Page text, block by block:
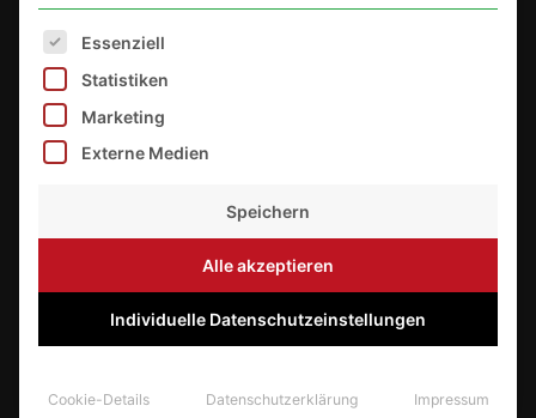
Service
Zahlungsweisen
Mein Konto
Es folgt eine Liste der Service-Gruppen, für die eine
Essenziell
Statistiken
Marketing
Externe Medien
Speichern
Alle akzeptieren
Individuelle Datenschutzeinstellungen
Cookie-Details Datenschutzerklärung Impressum